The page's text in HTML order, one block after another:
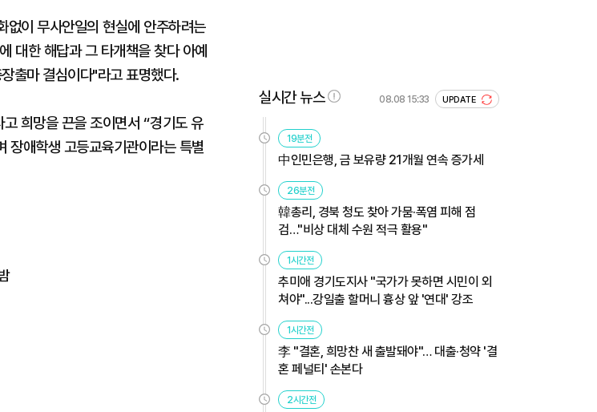
없이 무사안일의 현실에 안주하려는
대한 해답과 그 타개책을 찾다 아예
출마 결심이다"라고 표명했다.
희망을 끈을 조이면서 “경기도 유
장애학생 고등교육기관이라는 특별
실시간 뉴스 08.08 15:33 UPDATE
19분전
中인민은행, 금 보유량 21개월 연속 증가세
26분전
韓총리, 경북 청도 찾아 가뭄·폭염 피해 점
검…"비상 대체 수원 적극 활용"
1시간전
추미애 경기도지사 "국가가 못하면 시민이 외
쳐야"...강일출 할머니 흉상 앞 '연대' 강조
1시간전
李 "결혼, 희망찬 새 출발돼야"… 대출·청약 '결
혼 페널티' 손본다
2시간전